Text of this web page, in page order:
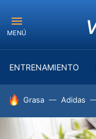
MENÚ
ENTRENAMIENTO
HOY SE HABLA DE
Grasa Adidas